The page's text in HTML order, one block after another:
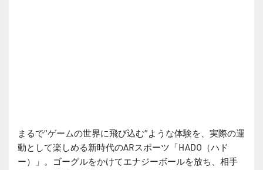
まるで“ゲームの世界に飛び込む”ような体験を、実際の運
動として楽しめる新時代のARスポーツ「HADO（ハド
ー）」。ゴーグルをかけてエナジーボールを放ち、相手